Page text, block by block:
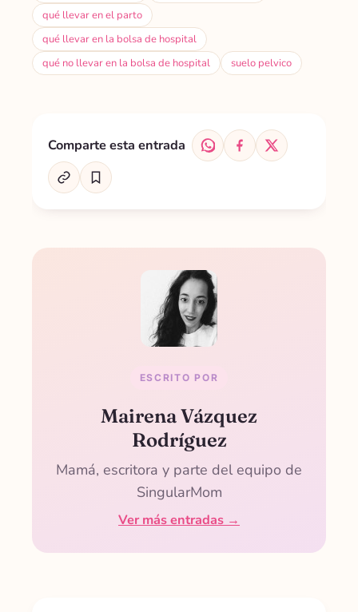
qué llevar en el parto
qué llevar en la bolsa de hospital
qué no llevar en la bolsa de hospital
suelo pelvico
Comparte esta entrada
ESCRITO POR
Mairena Vázquez
Rodríguez
Mamá, escritora y parte del equipo de
SingularMom
Ver más entradas →